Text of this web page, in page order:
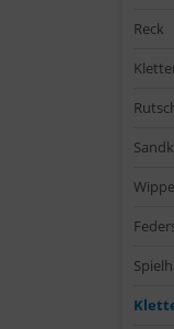
Reck